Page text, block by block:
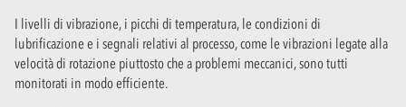
I livelli di vibrazione, i picchi di temperatura, le condizioni di
lubrificazione e i segnali relativi al processo, come le vibrazioni legate alla
velocità di rotazione piuttosto che a problemi meccanici, sono tutti
monitorati in modo efficiente.